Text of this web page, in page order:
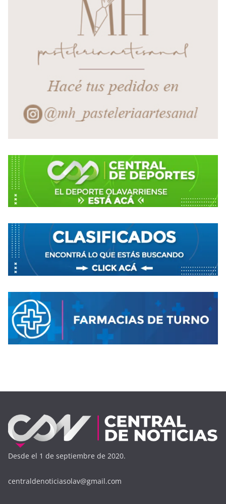
Desde el 1 de septiembre de 2020.
centraldenoticiasolav@gmail.com